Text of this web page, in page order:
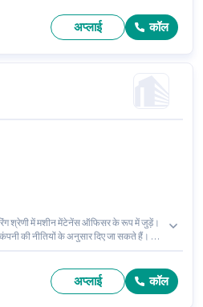
अप्लाई कॉल
श्रेणी में मशीन मेंटेनेंस ऑफिसर के रूप में जुड़ें।
की नीतियों के अनुसार दिए जा सकते हैं। यह
सैलरी उपलब्ध है।अप्लाई कॉल